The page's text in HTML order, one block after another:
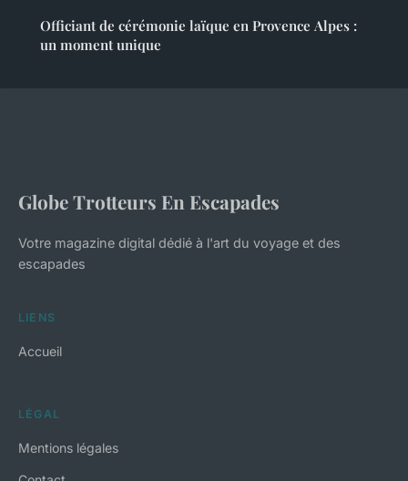
Officiant de cérémonie laïque en Provence Alpes :
un moment unique
Globe Trotteurs En Escapades
Votre magazine digital dédié à l'art du voyage et des
escapades
LIENS
Accueil
LÉGAL
Mentions légales